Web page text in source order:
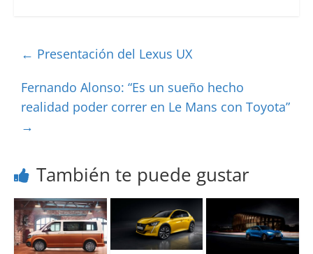
← Presentación del Lexus UX
Fernando Alonso: “Es un sueño hecho
realidad poder correr en Le Mans con Toyota”
→
También te puede gustar